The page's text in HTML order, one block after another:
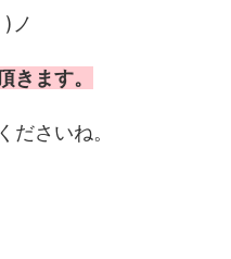
ノ
きます。
ださいね。